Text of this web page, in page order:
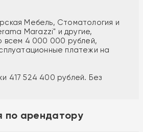
Мебель, Стоматология и
Marazzi" и другие,
всем 4 000 000 рублей,
платежи на
417 524 400 рублей. Без
по арендатору